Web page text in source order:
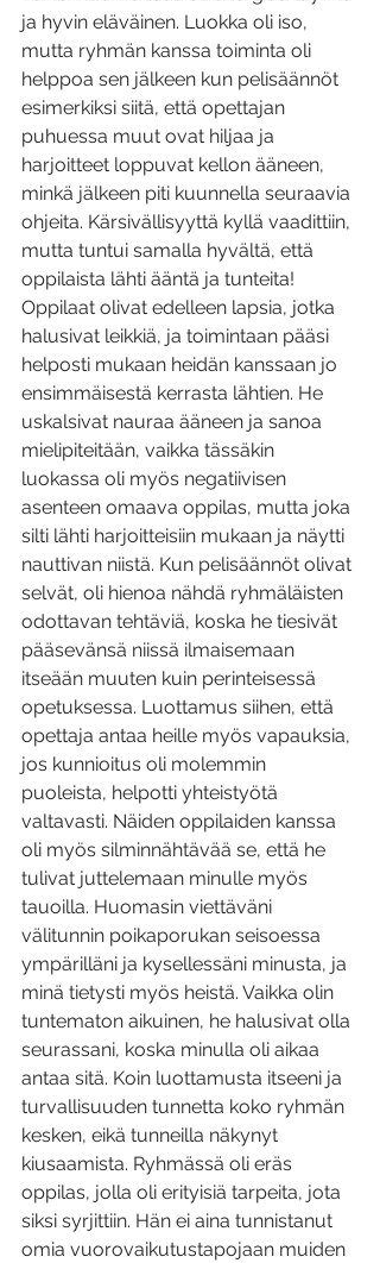
ja hyvin eläväinen. Luokka oli iso,
mutta ryhmän kanssa toiminta oli
helppoa sen jälkeen kun pelisäännöt
esimerkiksi siitä, että opettajan
puhuessa muut ovat hiljaa ja
harjoitteet loppuvat kellon ääneen,
minkä jälkeen piti kuunnella seuraavia
ohjeita. Kärsivällisyyttä kyllä vaadittiin,
mutta tuntui samalla hyvältä, että
oppilaista lähti ääntä ja tunteita!
Oppilaat olivat edelleen lapsia, jotka
halusivat leikkiä, ja toimintaan pääsi
helposti mukaan heidän kanssaan jo
ensimmäisestä kerrasta lähtien. He
uskalsivat nauraa ääneen ja sanoa
mielipiteitään, vaikka tässäkin
luokassa oli myös negatiivisen
asenteen omaava oppilas, mutta joka
silti lähti harjoitteisiin mukaan ja näytti
nauttivan niistä. Kun pelisäännöt olivat
selvät, oli hienoa nähdä ryhmäläisten
odottavan tehtäviä, koska he tiesivät
pääsevänsä niissä ilmaisemaan
itseään muuten kuin perinteisessä
opetuksessa. Luottamus siihen, että
opettaja antaa heille myös vapauksia,
jos kunnioitus oli molemmin
puoleista, helpotti yhteistyötä
valtavasti. Näiden oppilaiden kanssa
oli myös silminnähtävää se, että he
tulivat juttelemaan minulle myös
tauoilla. Huomasin viettäväni
välitunnin poikaporukan seisoessa
ympärilläni ja kysellessäni minusta, ja
minä tietysti myös heistä. Vaikka olin
tuntematon aikuinen, he halusivat olla
seurassani, koska minulla oli aikaa
antaa sitä. Koin luottamusta itseeni ja
turvallisuuden tunnetta koko ryhmän
kesken, eikä tunneilla näkynyt
kiusaamista. Ryhmässä oli eräs
oppilas, jolla oli erityisiä tarpeita, jota
siksi syrjittiin. Hän ei aina tunnistanut
omia vuorovaikutustapojaan muiden